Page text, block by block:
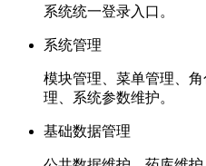
系统统一登录入口。
系统管理
模块管理、菜单管理、
理、系统参数维护。
基础数据管理